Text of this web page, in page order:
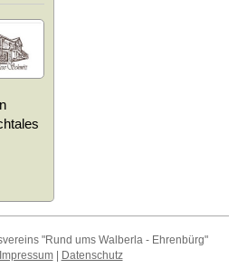
"Rund ums Walberla - Ehrenbürg"
Impressum| Datenschutz